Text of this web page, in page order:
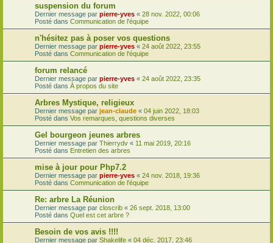
suspension du forum
Dernier message par pierre-yves « 28 nov. 2022, 00:06
Posté dans Communication de l'équipe
n'hésitez pas à poser vos questions
Dernier message par pierre-yves « 24 août 2022, 23:55
Posté dans Communication de l'équipe
forum relancé
Dernier message par pierre-yves « 24 août 2022, 23:35
Posté dans À propos du site
Arbres Mystique, religieux
Dernier message par jean-claude « 04 juin 2022, 18:03
Posté dans Vos remarques, questions diverses
Gel bourgeon jeunes arbres
Dernier message par Thierrydv « 11 mai 2019, 20:16
Posté dans Entretien des arbres
mise à jour pour Php7.2
Dernier message par pierre-yves « 24 nov. 2018, 19:36
Posté dans Communication de l'équipe
Re: arbre La Réunion
Dernier message par closcrib « 26 sept. 2018, 13:00
Posté dans Quel est cet arbre ?
Besoin de vos avis !!!!
Dernier message par Shakelife « 04 déc. 2017, 23:46